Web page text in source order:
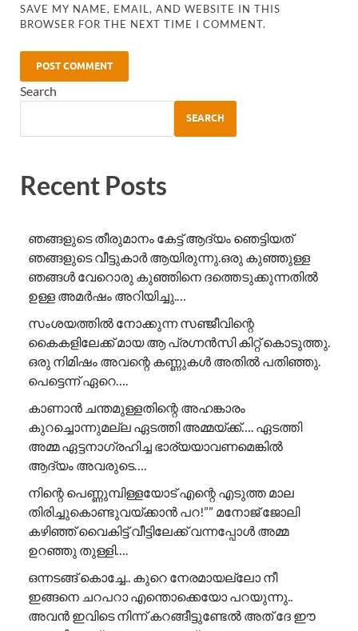
SAVE MY NAME, EMAIL, AND WEBSITE IN THIS
BROWSER FOR THE NEXT TIME I COMMENT.
Search
SEARCH
Recent Posts
ഞങ്ങളുടെ തീരുമാനം കേട്ട് ആദ്യം ഞെട്ടിയത്
ഞങ്ങളുടെ വീട്ടുകാർ ആയിരുന്നു.ഒരു കുഞ്ഞുള്ള
ഞങ്ങൾ വേറൊരു കുഞ്ഞിനെ ദത്തെടുക്കുന്നതിൽ
ഉള്ള അമർഷം അറിയിച്ചു.…
സംശയത്തിൽ നോക്കുന്ന സഞ്ജീവിന്റെ
കൈകളിലേക്ക് മായ ആ പ്രഗ്നൻസി കിറ്റ് കൊടുത്തു.
ഒരു നിമിഷം അവന്റെ കണ്ണുകൾ അതിൽ പതിഞ്ഞു.
പെട്ടെന്ന് ഏറെ….
കാണാൻ ചന്തമുള്ളതിന്റെ അഹങ്കാരം
കുറച്ചൊന്നുമല്ല ഏടത്തി അമ്മയ്ക്ക്…. ഏടത്തി
അമ്മ ഏട്ടനാഗ്രഹിച്ച ഭാര്യയാവണമെങ്കിൽ
ആദ്യം അവരുടെ….
നിന്റെ പെണ്ണുമ്പിള്ളയോട് എന്റെ എടുത്ത മാല
തിരിച്ചുകൊണ്ടുവയ്ക്കാൻ പറ!”” ​മനോജ് ജോലി
കഴിഞ്ഞ് വൈകിട്ട് വീട്ടിലേക്ക് വന്നപ്പോൾ അമ്മ
ഉറഞ്ഞു തുള്ളി….
ഒന്നടങ്ങ് കൊച്ചേ.. കുറെ നേരമായല്ലോ നീ
ഇങ്ങനെ ചറപറാ എന്തൊക്കെയോ പറയുന്നു..
അവൻ ഇവിടെ നിന്ന് കറങ്ങീട്ടുണ്ടേൽ അത് ദേ ഈ